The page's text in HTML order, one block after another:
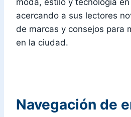
moda, estilo y tecnología
acercando a sus lectores
de marcas y consejos para
en la ciudad.
Navegación de